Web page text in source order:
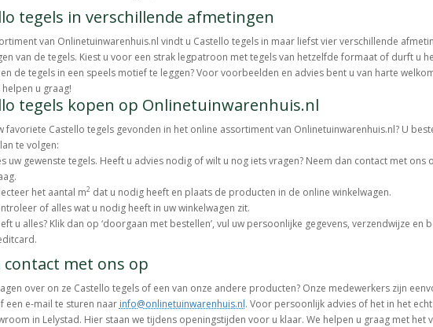
tegels in verschillende afmetingen
van Onlinetuinwarenhuis.nl vindt u Castello tegels in maar liefst vier verschillende
van de tegels. Kiest u voor een strak legpatroon met tegels van hetzelfde formaat of durft u
de tegels in een speels motief te leggen? Voor voorbeelden en advies bent u van harte
u graag!
tegels kopen op Onlinetuinwarenhuis.nl
favoriete Castello tegels gevonden in het online assortiment van Onlinetuinwarenhuis.nl? U
te volgen:
uw gewenste tegels. Heeft u advies nodig of wilt u nog iets vragen? Neem dan contact met ons
het aantal m2 dat u nodig heeft en plaats de producten in de online winkelwagen.
of alles wat u nodig heeft in uw winkelwagen zit.
u alles? Klik dan op ‘doorgaan met bestellen’, vul uw persoonlijke gegevens, verzendwijze en
contact met ons op
over on ze Castello tegels of een van onze andere producten? Onze medewerkers zijn
een e-mail te sturen naar info@onlinetuinwarenhuis.nl. Voor persoonlijk advies of het in het
in Lelystad. Hier staan we tijdens openingstijden voor u klaar. We helpen u graag met het